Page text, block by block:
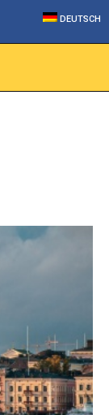
DEUTSCH